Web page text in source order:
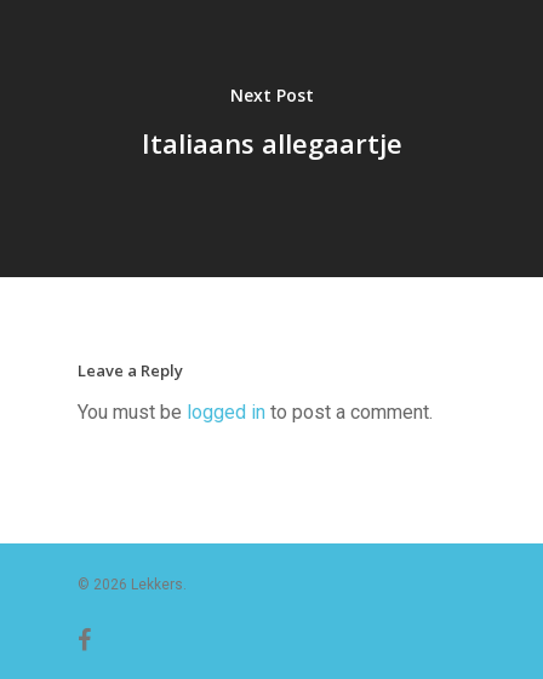
Next Post
Italiaans allegaartje
Leave a Reply
You must be logged in to post a comment.
© 2026 Lekkers.